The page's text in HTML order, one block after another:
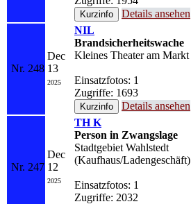
Details ansehen
Nr. 248
Dec
13
2025
NIL
Brandsicherheitswache
Kleines Theater am Markt
Einsatzfotos: 1
Zugriffe: 1693
Details ansehen
Nr. 247
Dec
12
2025
TH K
Person in Zwangslage
Stadtgebiet Wahlstedt
(Kaufhaus/Ladengeschäft)
Einsatzfotos: 1
Zugriffe: 2032